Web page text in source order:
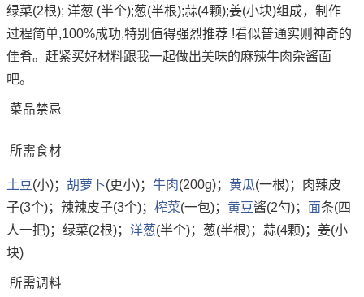
绿菜(2根); 洋葱 (半个);葱(半根);蒜(4颗);姜(小块)组成，制作
过程简单,100%成功,特别值得强烈推荐 !看似普通实则神奇的
佳肴。赶紧买好材料跟我一起做出美味的麻辣牛肉杂酱面
吧。
菜品禁忌
所需食材
土豆 (小)； 胡萝卜(更小)； 牛肉(200g)； 黄瓜(一根)；肉辣皮
子(3个)；辣辣皮子(3个)； 榨菜(一包)； 黄豆 酱(2勺)； 面条(四
人一把)；绿菜(2根)； 洋葱(半个)；葱(半根)；蒜(4颗)；姜(小
块)
所需调料